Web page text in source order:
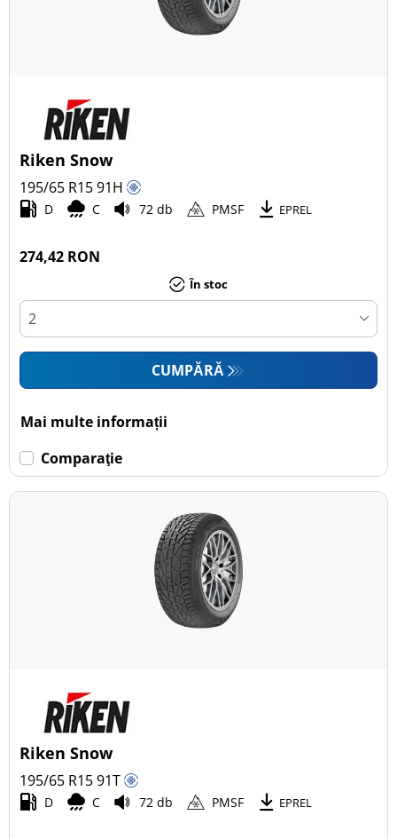
Riken Snow
195/65 R1591H
D C 72 db PMSF EPREL
274,42 RON
În stoc
CUMPĂRĂ
Mai multe informații
Comparaţie
Riken Snow
195/65 R1591T
D C 72 db PMSF EPREL